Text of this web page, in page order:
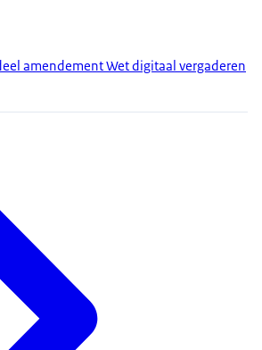
amendement Wet digitaal vergaderen